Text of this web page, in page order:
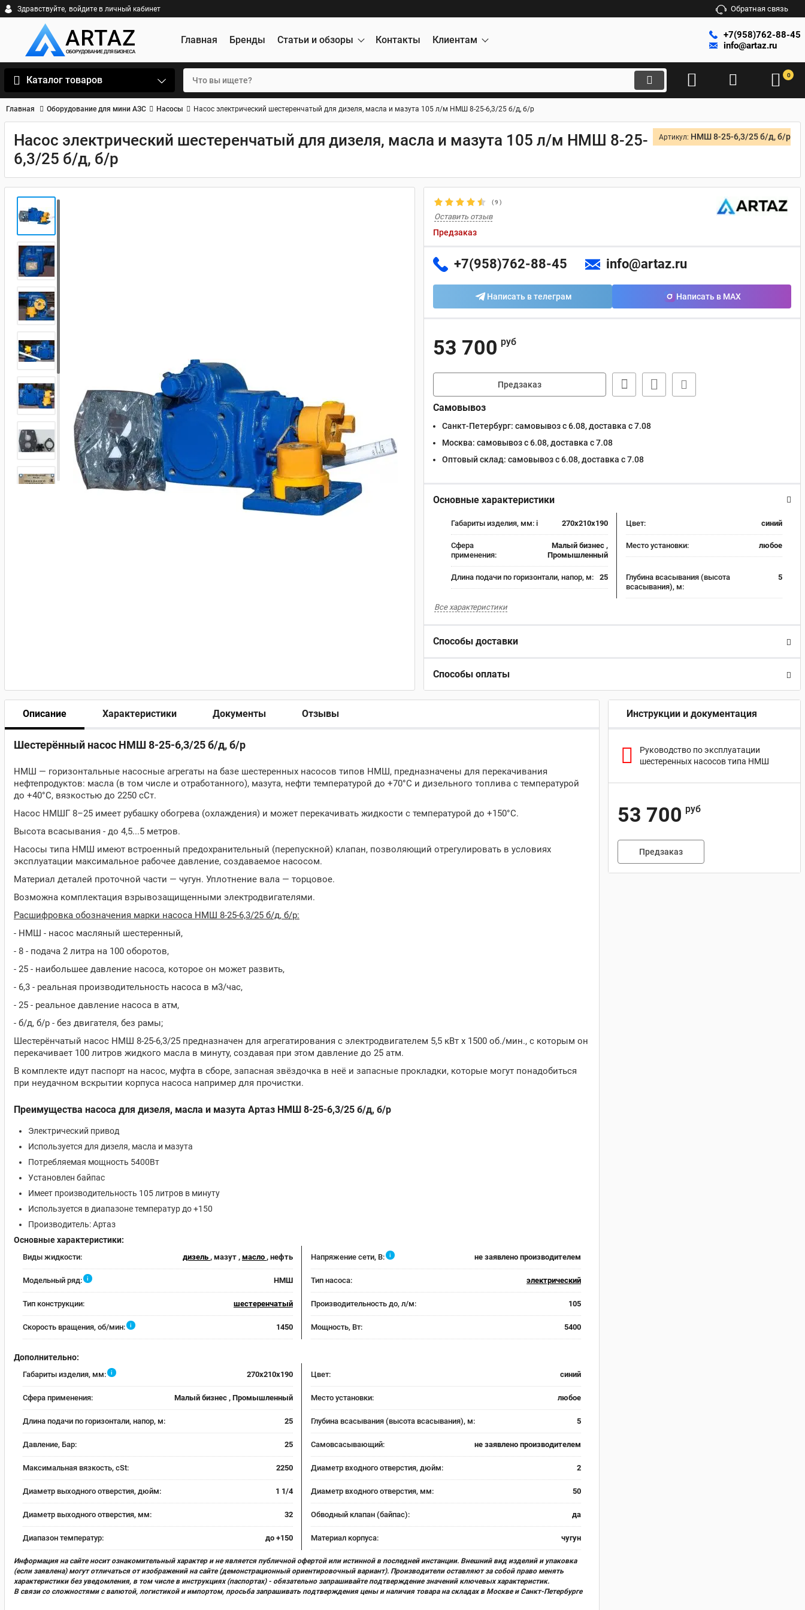
Здравствуйте, войдите в личный кабинет Обратная связь
Главная Бренды Статьи и обзоры Контакты Клиентам
+7(958)762-88-45
info@artaz.ru
Каталог товаров 0
Главная Оборудование для мини АЗС Насосы Насос электрический шестеренчатый для дизеля, масла и мазута 105 л/м НМШ 8-25-6,3/25 б/д, б/р
Насос электрический шестеренчатый для дизеля, масла и мазута 105 л/м НМШ 8-25-
6,3/25 б/д, б/р
Артикул: НМШ 8-25-6,3/25 б/д, б/р
(9 )
Оставить отзыв
Предзаказ
+7(958)762-88-45 info@artaz.ru
Написать в телеграм Написать в MAX
53 700 руб
Предзаказ
Самовывоз
Санкт-Петербург: самовывоз с 6.08, доставка c 7.08
Москва: самовывоз с 6.08, доставка c 7.08
Оптовый склад: самовывоз с 6.08, доставка c 7.08
Основные характеристики
Габариты изделия, мм: i 270х210х190 Цвет: синий
Сфера
применения:
Малый бизнес ,
Промышленный
Место установки: любое
Длина подачи по горизонтали, напор, м: 25
Глубина всасывания (высота
всасывания), м:
5
Все характеристики
Способы доставки
Способы оплаты
Описание Характеристики Документы Отзывы
Шестерённый насос НМШ 8-25-6,3/25 б/д, б/р
НМШ — горизонтальные насосные агрегаты на базе шестеренных насосов типов НМШ, предназначены для перекачивания
нефтепродуктов: масла (в том числе и отработанного), мазута, нефти температурой до +70°С и дизельного топлива с температурой
до +40°С, вязкостью до 2250 сСт.
Насос НМШГ 8–25 имеет рубашку обогрева (охлаждения) и может перекачивать жидкости с температурой до +150°С.
Высота всасывания - до 4,5...5 метров.
Насосы типа НМШ имеют встроенный предохранительный (перепускной) клапан, позволяющий отрегулировать в условиях
эксплуатации максимальное рабочее давление, создаваемое насосом.
Материал деталей проточной части — чугун. Уплотнение вала — торцовое.
Возможна комплектация взрывозащищенными электродвигателями.
Расшифровка обозначения марки насоса НМШ 8-25-6,3/25 б/д, б/р:
- НМШ - насос масляный шестеренный,
- 8 - подача 2 литра на 100 оборотов,
- 25 - наибольшее давление насоса, которое он может развить,
- 6,3 - реальная производительность насоса в м3/час,
- 25 - реальное давление насоса в атм,
- б/д, б/р - без двигателя, без рамы;
Шестерёнчатый насос НМШ 8-25-6,3/25 предназначен для агрегатирования с электродвигателем 5,5 кВт х 1500 об./мин., с которым он
перекачивает 100 литров жидкого масла в минуту, создавая при этом давление до 25 атм.
В комплекте идут паспорт на насос, муфта в сборе, запасная звёздочка в неё и запасные прокладки, которые могут понадобиться
при неудачном вскрытии корпуса насоса например для прочистки.
Преимущества насоса для дизеля, масла и мазута Артаз НМШ 8-25-6,3/25 б/д, б/р
Электрический привод
Используется для дизеля, масла и мазута
Потребляемая мощность 5400Вт
Установлен байпас
Имеет производительность 105 литров в минуту
Используется в диапазоне температур до +150
Производитель: Артаз
Основные характеристики:
Виды жидкости: дизель , мазут , масло , нефть Напряжение сети, В: i не заявлено производителем
Модельный ряд: i НМШ Тип насоса: электрический
Тип конструкции: шестеренчатый Производительность до, л/м: 105
Скорость вращения, об/мин: i 1450 Мощность, Вт: 5400
Дополнительно:
Габариты изделия, мм: i 270х210х190 Цвет: синий
Сфера применения: Малый бизнес , Промышленный Место установки: любое
Длина подачи по горизонтали, напор, м: 25 Глубина всасывания (высота всасывания), м: 5
Давление, Бар: 25 Самовсасывающий: не заявлено производителем
Максимальная вязкость, cSt: 2250 Диаметр входного отверстия, дюйм: 2
Диаметр выходного отверстия, дюйм: 1 1/4 Диаметр входного отверстия, мм: 50
Диаметр выходного отверстия, мм: 32 Обводный клапан (байпас): да
Диапазон температур: до +150 Материал корпуса: чугун
Информация на сайте носит ознакомительный характер и не является публичной офертой или истинной в последней инстанции. Внешний вид изделий и упаковка
(если заявлена) могут отличаться от изображений на сайте (демонстрационный ориентировочный вариант). Производители оставляют за собой право менять
характеристики без уведомления, в том числе в инструкциях (паспортах) - обязательно запрашивайте подтверждение значений ключевых характеристик.
В связи со сложностями с валютой, логистикой и импортом, просьба запрашивать подтверждения цены и наличия товара на складах в Москве и Санкт-Петербурге
Инструкции и документация
Руководство по эксплуатации
шестеренных насосов типа НМШ
53 700 руб
Предзаказ